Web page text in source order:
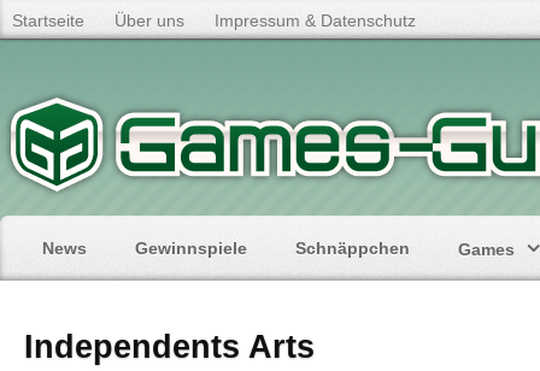
Startseite Über uns Impressum & Datenschutz
News Gewinnspiele Schnäppchen Games
Independents Arts